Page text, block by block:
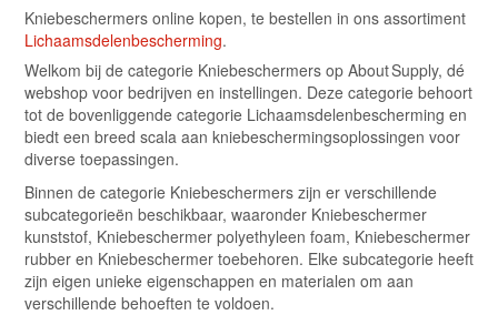
Kniebeschermers online kopen, te bestellen in ons assortiment
Lichaamsdelenbescherming.
Welkom bij de categorie Kniebeschermers op About Supply, dé
webshop voor bedrijven en instellingen. Deze categorie behoort
tot de bovenliggende categorie Lichaamsdelenbescherming en
biedt een breed scala aan kniebeschermingsoplossingen voor
diverse toepassingen.
Binnen de categorie Kniebeschermers zijn er verschillende
subcategorieën beschikbaar, waaronder Kniebeschermer
kunststof, Kniebeschermer polyethyleen foam, Kniebeschermer
rubber en Kniebeschermer toebehoren. Elke subcategorie heeft
zijn eigen unieke eigenschappen en materialen om aan
verschillende behoeften te voldoen.